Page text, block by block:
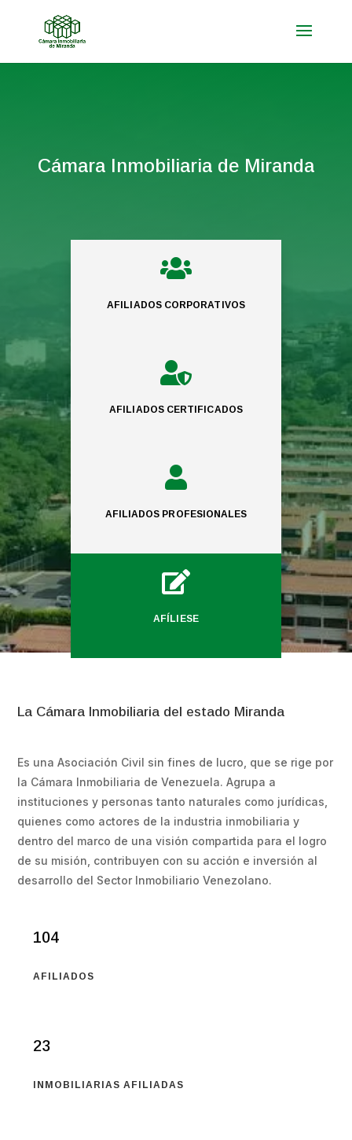
Cámara Inmobiliaria de Miranda

AFILIADOS CORPORATIVOS

AFILIADOS CERTIFICADOS

AFILIADOS PROFESIONALES

AFÍLIESE
La Cámara Inmobiliaria del estado Miranda
Es una Asociación Civil sin fines de lucro, que se rige por
la Cámara Inmobiliaria de Venezuela. Agrupa a
instituciones y personas tanto naturales como jurídicas,
quienes como actores de la industria inmobiliaria y
dentro del marco de una visión compartida para el logro
de su misión, contribuyen con su acción e inversión al
desarrollo del Sector Inmobiliario Venezolano.
104
AFILIADOS
23
INMOBILIARIAS AFILIADAS